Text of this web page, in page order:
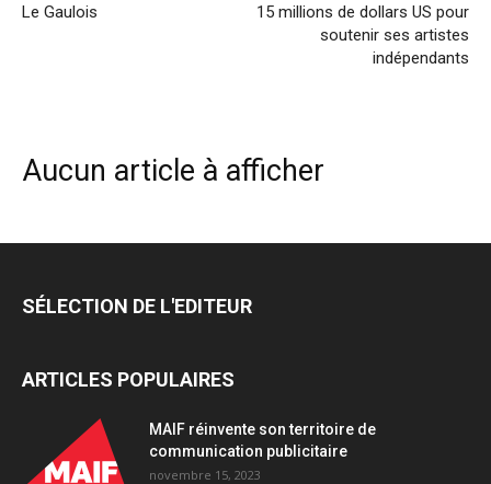
Le Gaulois
15 millions de dollars US pour
soutenir ses artistes
indépendants
Aucun article à afficher
SÉLECTION DE L'EDITEUR
ARTICLES POPULAIRES
MAIF réinvente son territoire de
communication publicitaire
novembre 15, 2023